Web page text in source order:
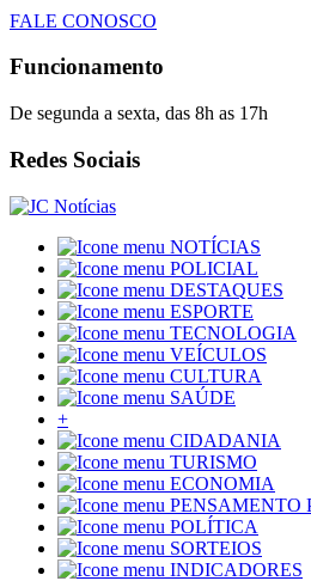
FALE CONOSCO
Funcionamento
De segunda a sexta, das 8h as 17h
Redes Sociais
NOTÍCIAS
POLICIAL
DESTAQUES
ESPORTE
TECNOLOGIA
VEÍCULOS
CULTURA
SAÚDE
+
CIDADANIA
TURISMO
ECONOMIA
PENSAMENTO
POLÍTICA
SORTEIOS
INDICADORES